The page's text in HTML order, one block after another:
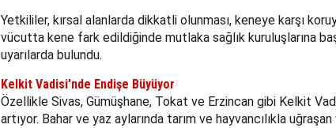
Yetkililer, kırsal alanlarda dikkatli olunması, keneye karşı
vücutta kene fark edildiğinde mutlaka sağlık kuruluşlarına
uyarılarda bulundu.
Kelkit Vadisi’nde Endişe Büyüyor
Özellikle Sivas, Gümüşhane, Tokat ve Erzincan gibi Kelkit
artıyor. Bahar ve yaz aylarında tarım ve hayvancılıkla